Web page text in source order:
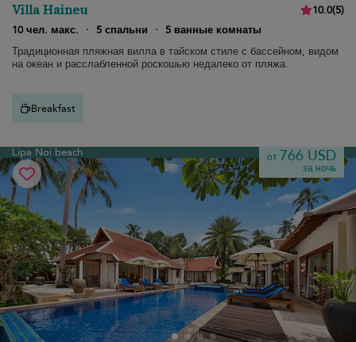
Villa Haineu 10.0(5)
10 чел. макс.
· 5 спальни ·
5 ванные комнаты
Традиционная пляжная вилла в тайском стиле с бассейном, видом
на океан и расслабленной роскошью недалеко от пляжа.
Breakfast
Lipa Noi beach от 766 USD
за ночь